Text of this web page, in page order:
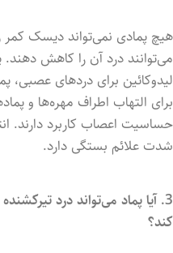
هیچ پمادی نمی‌تواند دیسک کمر
می‌توانند درد آن را کاهش
لیدوکائین برای دردهای عصبی،
برای التهاب اطراف مهره‌ها و
حساسیت اعصاب کاربرد دارند.
شدت علائم بستگی دارد.
3. آیا پماد می‌تواند درد
کند؟